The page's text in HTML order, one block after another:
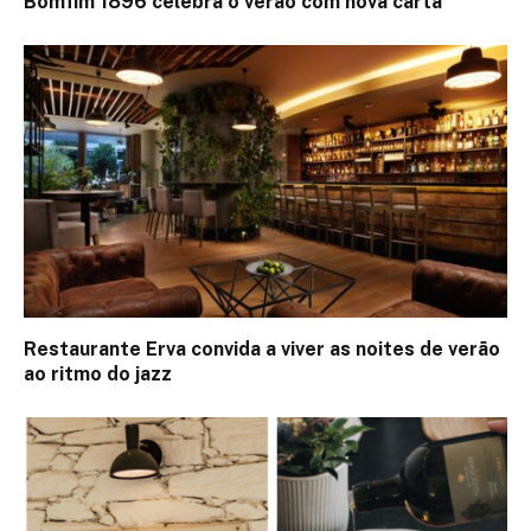
Restaurante Erva convida a viver as noites de verão
ao ritmo do jazz